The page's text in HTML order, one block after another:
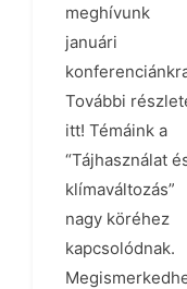
meghívunk
januári
További
itt! Témáink a
“Tájhasználat
klímaváltozás”
nagy köréhez
kapcsolódnak.